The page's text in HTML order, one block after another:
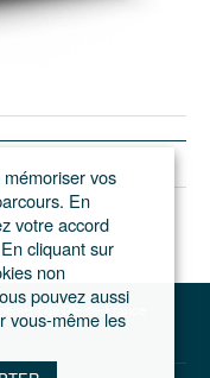
de l'Ile-de-France
vos
En
votre accord
cliquant sur
non
pouvez aussi
vous-même les